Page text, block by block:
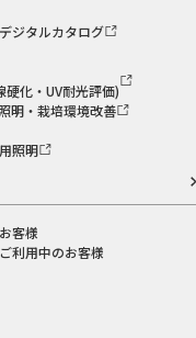
ジタルカタログ
硬化・UV耐光評価)
明・栽培環境改善
照明
客様
利用中のお客様